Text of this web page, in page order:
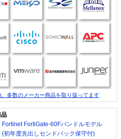
、多数のメーカー商品を取り扱ってます
Fortinet FortiGate-60Fバンドルモデル
(初年度先出しセンドバック保守付)